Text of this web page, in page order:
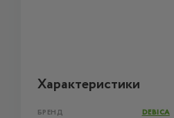
Характеристики
БРЕНД DEBICA